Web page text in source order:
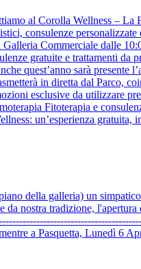
al Corolla Wellness – La
consulenze
Commerciale dalle
gratuite e trattamenti
quest’anno sarà
in diretta dal Parco,
esclusive da utilizzare
Fitoterapia e
un’esperienza gratuita,
della galleria) un
nostra tradizione,
a Pasquetta, Lunedì 6